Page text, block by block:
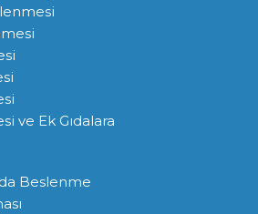
ve Ek Gıdalara
Beslenme